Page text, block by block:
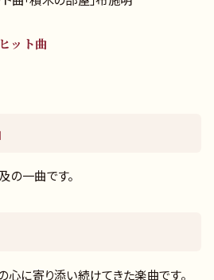
ット曲
の一曲です。
心に寄り添い続けてきた楽曲です。